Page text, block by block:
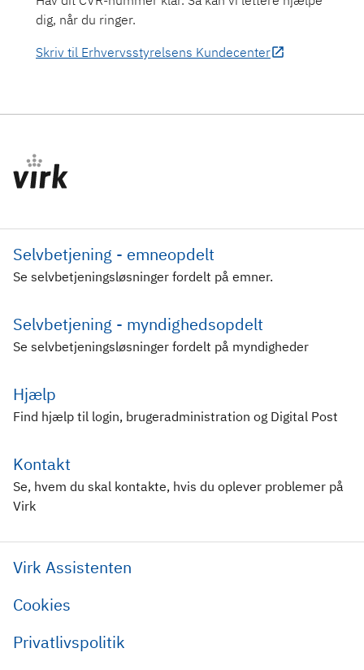
dig, når du ringer.
Skriv til Erhvervsstyrelsens Kundecenter
Selvbetjening - emneopdelt
Se selvbetjeningsløsninger fordelt på emner.
Selvbetjening - myndighedsopdelt
Se selvbetjeningsløsninger fordelt på myndigheder
Hjælp
Find hjælp til login, brugeradministration og Digital Post
Kontakt
Se, hvem du skal kontakte, hvis du oplever problemer på
Virk
Virk Assistenten
Cookies
Privatlivspolitik